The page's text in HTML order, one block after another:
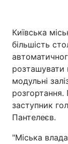
Україна
Економіка
Спорт
Техно і зв'язок
Київська
більшість
розташувати
модульні
заступник
Пантелеєв.
"Міська